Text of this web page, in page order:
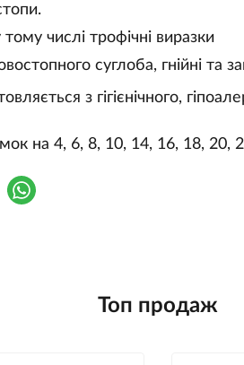
числі трофічні виразки
суглоба, гнійні та
з гігієнічного,
на 4, 6, 8, 10, 14, 16, 18, 20,
Топ продаж